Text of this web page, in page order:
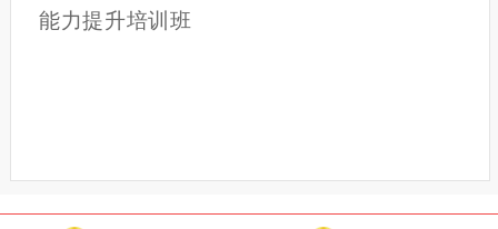
能力提升培训班